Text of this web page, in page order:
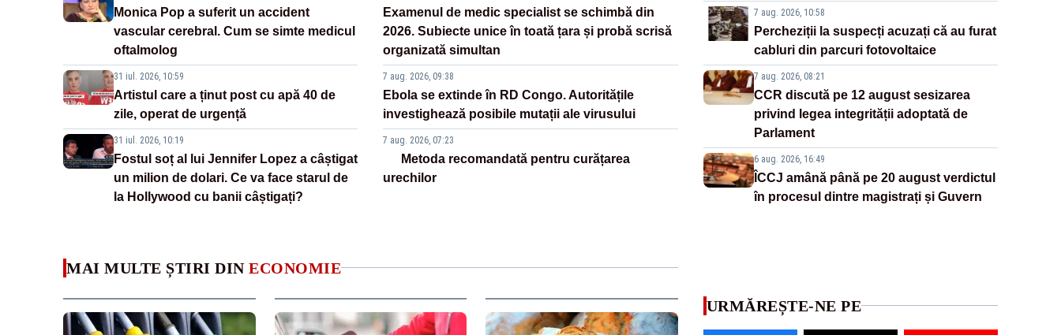
Monica Pop a suferit un accident
vascular cerebral. Cum se simte medicul
oftalmolog
31 iul. 2026, 10:59
Artistul care a ținut post cu apă 40 de
zile, operat de urgență
31 iul. 2026, 10:19
Fostul soț al lui Jennifer Lopez a câștigat
un milion de dolari. Ce va face starul de
la Hollywood cu banii câștigați?
Examenul de medic specialist se schimbă din
2026. Subiecte unice în toată țara și probă scrisă
organizată simultan
7 aug. 2026, 09:38
Ebola se extinde în RD Congo. Autoritățile
investighează posibile mutații ale virusului
7 aug. 2026, 07:23
Metoda recomandată pentru curățarea
urechilor
7 aug. 2026, 10:58
Percheziții la suspecți acuzați că au furat
cabluri din parcuri fotovoltaice
7 aug. 2026, 08:21
CCR discută pe 12 august sesizarea
privind legea integrității adoptată de
Parlament
6 aug. 2026, 16:49
ÎCCJ amână până pe 20 august verdictul
în procesul dintre magistrați și Guvern
MAI MULTE ȘTIRI DIN ECONOMIE
URMĂREȘTE-NE PE